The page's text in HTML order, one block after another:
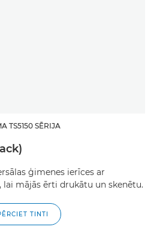
TS5150 SĒRIJA
ģimenes ierīces ar
lai mājās ērti drukātu un skenētu.
TINTI